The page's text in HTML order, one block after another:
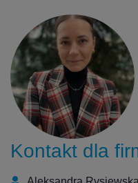
Kontakt dla